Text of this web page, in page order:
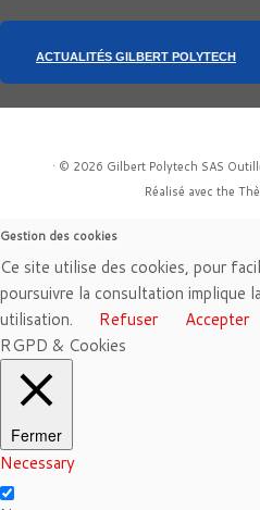
ACTUALITÉS GILBERT POLYTECH
· © 2026 Gilbert Polytech SAS
Réalisé avec the
Gestion des cookies
Ce site utilise des cookies, pour
poursuivre la consultation implique
utilisation.
Refuser Accepter
RGPD & Cookies
Fermer
Necessary